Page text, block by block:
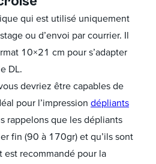
qui est utilisé uniquement
ou d’envoi par courrier. Il
10×21 cm pour s’adapter
DL.
devriez être capables de
pour l’impression dépliants
rappelons que les dépliants
fin (90 à 170gr) et qu’ils sont
est recommandé pour la